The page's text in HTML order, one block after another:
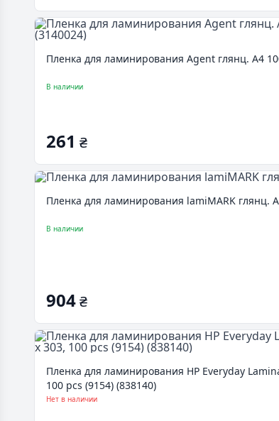
Пленка для ламинирования Agent глянц. А4
В наличии
261 ₴
Пленка для ламинирования lamiMARK глянц.
В наличии
904₴
Пленка для ламинирования HP Everyday
100 pcs (9154) (838140)
Нет в наличии